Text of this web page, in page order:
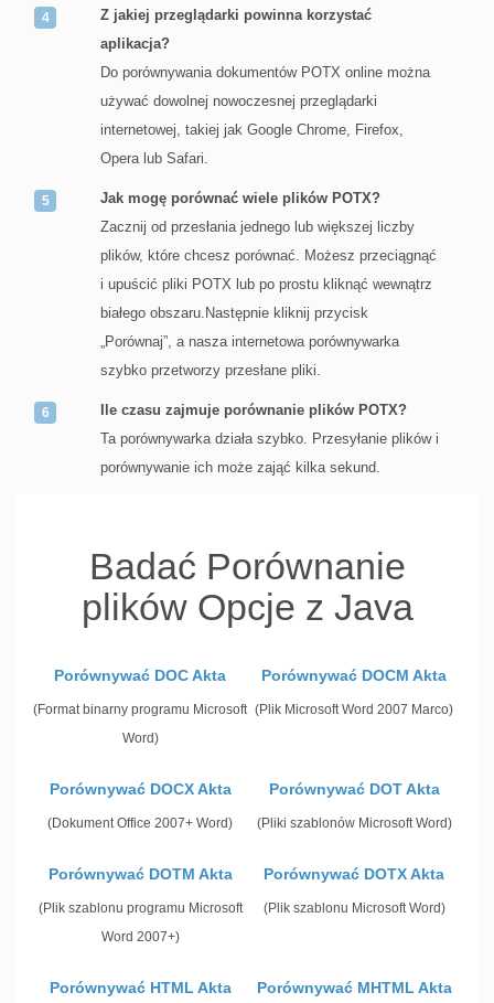
Z jakiej przeglądarki powinna korzystać
aplikacja?
Do porównywania dokumentów POTX online można
używać dowolnej nowoczesnej przeglądarki
internetowej, takiej jak Google Chrome, Firefox,
Opera lub Safari.
Jak mogę porównać wiele plików POTX?
Zacznij od przesłania jednego lub większej liczby
plików, które chcesz porównać. Możesz przeciągnąć
i upuścić pliki POTX lub po prostu kliknąć wewnątrz
białego obszaru.Następnie kliknij przycisk
„Porównaj”, a nasza internetowa porównywarka
szybko przetworzy przesłane pliki.
Ile czasu zajmuje porównanie plików POTX?
Ta porównywarka działa szybko. Przesyłanie plików i
porównywanie ich może zająć kilka sekund.
Badać Porównanie
plików Opcje z Java
Porównywać DOC Akta
(Format binarny programu Microsoft
Word)
Porównywać DOCM Akta
(Plik Microsoft Word 2007 Marco)
Porównywać DOCX Akta
(Dokument Office 2007+ Word)
Porównywać DOT Akta
(Pliki szablonów Microsoft Word)
Porównywać DOTM Akta
(Plik szablonu programu Microsoft
Word 2007+)
Porównywać DOTX Akta
(Plik szablonu Microsoft Word)
Porównywać HTML Akta Porównywać MHTML Akta